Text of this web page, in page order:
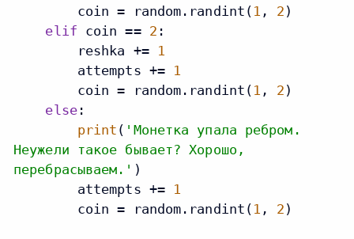
coin = random.randint( 1 , 2 )
elif coin == 2 :
reshka += 1
attempts += 1
coin = random.randint( 1 , 2 )
else:
print ( 'Монетка упала ребром.
Неужели такое бывает? Хорошо,
перебрасываем.' )
attempts += 1
coin = random.randint( 1 , 2 )